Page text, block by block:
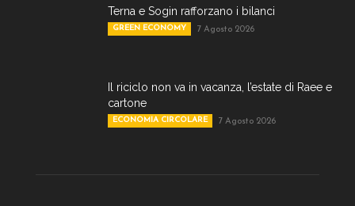
Terna e Sogin rafforzano i bilanci
GREEN ECONOMY 7 Agosto 2026
Il riciclo non va in vacanza, l’estate di Raee e
cartone
ECONOMIA CIRCOLARE 7 Agosto 2026